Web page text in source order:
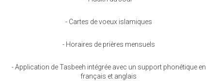
- Cartes de voeux islamiques
- Horaires de prières mensuels
- Application de Tasbeeh intégrée avec un support phonétique en
français et anglais